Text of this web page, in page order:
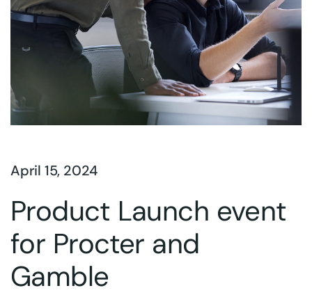
April 15, 2024
Product Launch event
for Procter and
Gamble